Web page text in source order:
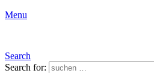
Menu
Search
Search for: